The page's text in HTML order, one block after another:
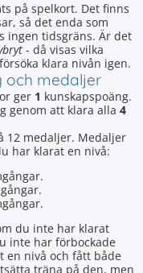
på spelkort. Det finns
så det enda som
ingen tidsgräns. Är det
- då visas vilka
klara nivån igen.
och medaljer
ger 1 kunskapspoäng.
genom att klara alla 4
12 medaljer. Medaljer
har klarat en nivå:
du inte har klarat
inte har förbockade
en nivå och fått både
träna på den, men